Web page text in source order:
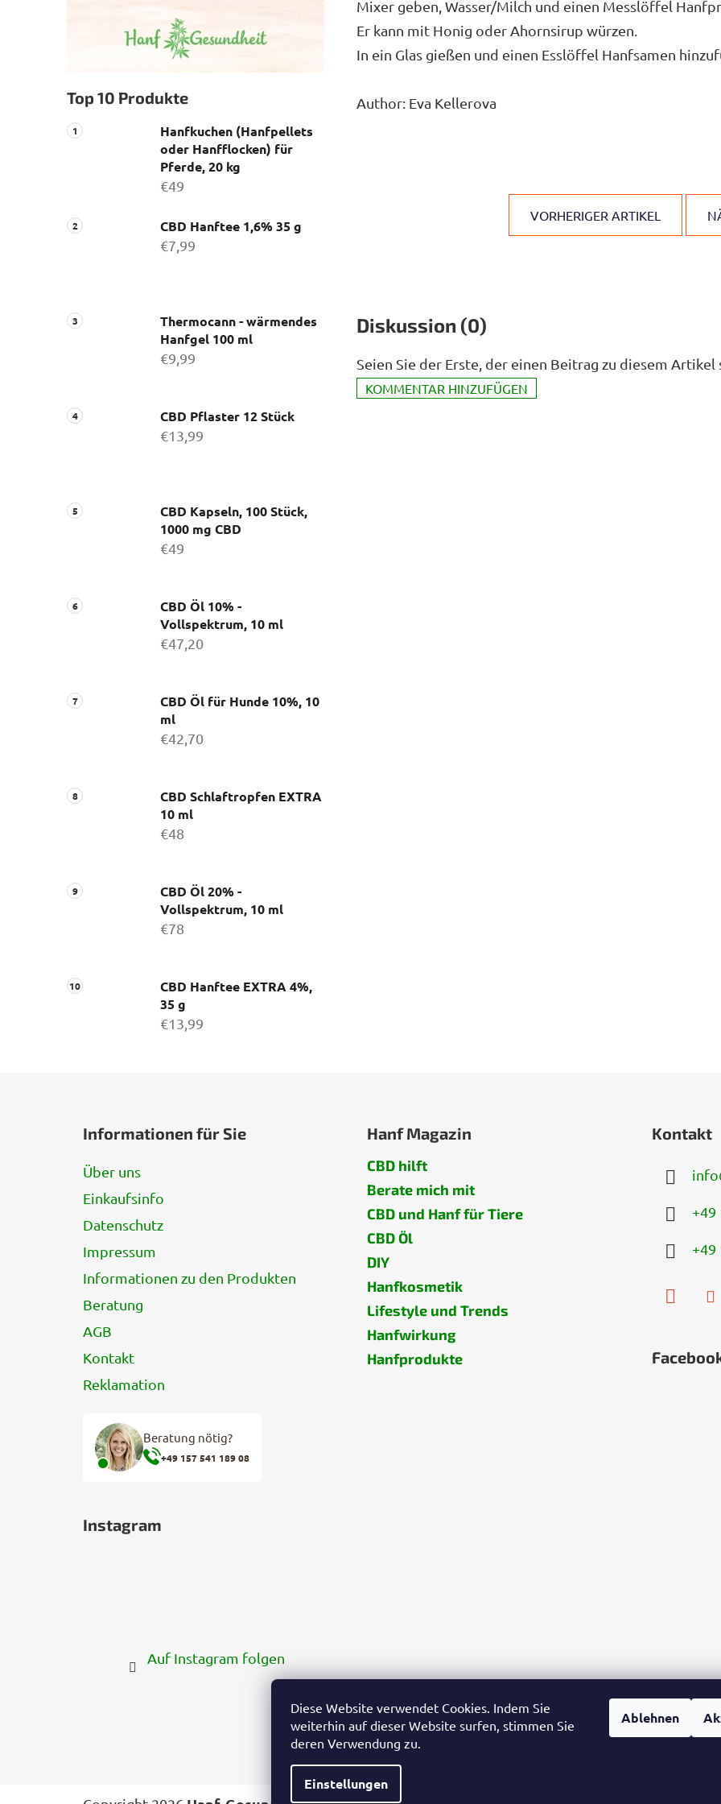
Diese Website verwendet Cookies. Indem Sie
weiterhin auf dieser Website surfen, stimmen Sie
deren Verwendung zu.
Einstellungen
Ablehnen
Top 10 Produkte
Hanfkuchen (Hanfpellets
oder Hanfflocken) für
Pferde, 20 kg
€49
CBD Hanftee 1,6% 35 g
€7,99
Thermocann - wärmendes
Hanfgel 100 ml
€9,99
CBD Pflaster 12 Stück
€13,99
CBD Kapseln, 100 Stück,
1000 mg CBD
€49
CBD Öl 10% -
Vollspektrum, 10 ml
€47,20
CBD Öl für Hunde 10%, 10
ml
€42,70
CBD Schlaftropfen EXTRA
10 ml
€48
CBD Öl 20% -
Vollspektrum, 10 ml
€78
CBD Hanftee EXTRA 4%,
35 g
€13,99
Mixer geben, Wasser/Milch und einen Messlöffel
Er kann mit Honig oder Ahornsirup würzen.
In ein Glas gießen und einen Esslöffel Hanfsamen
Author: Eva Kellerova
VORHERIGER ARTIKEL
Diskussion (0)
Seien Sie der Erste, der einen Beitrag zu diesem Artikel
KOMMENTAR HINZUFÜGEN
Informationen für Sie
Über uns
Einkaufsinfo
Datenschutz
Impressum
Informationen zu den Produkten
Beratung
AGB
Kontakt
Reklamation
Beratung nötig?
+49 157 541 189 08
Hanf Magazin
CBD hilft
Berate mich mit
CBD und Hanf für Tiere
CBD Öl
DIY
Hanfkosmetik
Lifestyle und Trends
Hanfwirkung
Hanfprodukte
Kontakt
info
+49
+49
Instagram
Auf Instagram folgen